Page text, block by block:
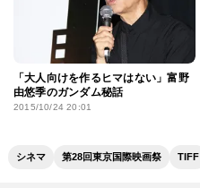
「大人向けを作るヒマはない」富野
由悠季のガンダム秘話
2015/10/24 20:01
シネマ 第28回東京国際映画祭 TIFF